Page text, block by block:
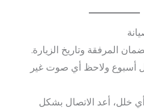
المرفقة وتاريخ الزيارة.
أسبوع ولاحظ أي صوت غير
خلل، أعد الاتصال بشكل